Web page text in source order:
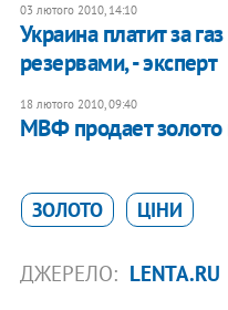
03 лютого 2010, 14:10
Украина платит за
резервами, - эксперт
18 лютого 2010, 09:40
МВФ продает золото
ЗОЛОТО ЦІНИ
ДЖЕРЕЛО: LENTA.RU